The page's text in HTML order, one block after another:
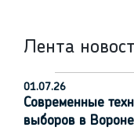
Лента
01.07.26
Современные
выборов в